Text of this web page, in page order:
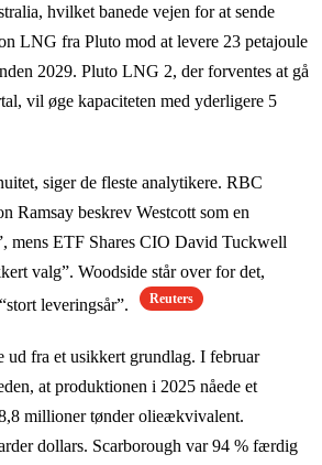
hvilket banede vejen for at sende
LNG fra Pluto mod at levere 23 petajoule
2029. Pluto LNG 2, der forventes at gå
vil øge kapaciteten med yderligere 5
siger de fleste analytikere. RBC
Ramsay beskrev Westcott som en
mens ETF Shares CIO David Tuckwell
valg”. Woodside står over for det,
leveringsår”.
Reuters
ud fra et usikkert grundlag. I februar
at produktionen i 2025 nåede et
millioner tønder olieækvivalent.
dollars. Scarborough var 94 % færdig